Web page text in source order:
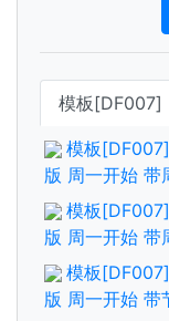
模板[DF007]
模板
版 周一开始 带
模板
版 周一开始 带
模板
版 周一开始 带